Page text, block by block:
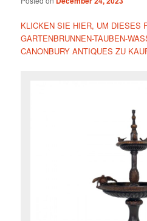
KLICKEN SIE HIER, UM DIESES
GARTENBRUNNEN-TAUBEN-
CANONBURY ANTIQUES ZU